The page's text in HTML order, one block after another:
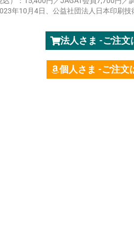
年10月4日、公益社団法人日本印刷技
法人さま -ご注
個人さま -ご注